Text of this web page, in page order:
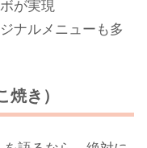
が実現
ナルメニューも多
き）